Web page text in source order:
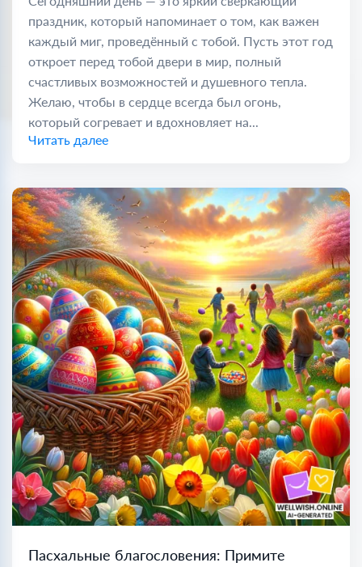
праздник, который напоминает о том, как важен
каждый миг, проведённый с тобой. Пусть этот год
откроет перед тобой двери в мир, полный
счастливых возможностей и душевного тепла.
Желаю, чтобы в сердце всегда был огонь,
который согревает и вдохновляет на...
Читать далее
Пасхальные благословения: Примите